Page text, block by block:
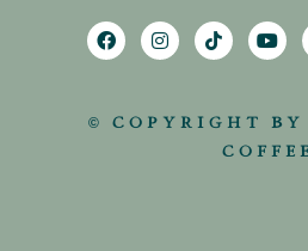
© COPYRIGHT BY
COFFEE